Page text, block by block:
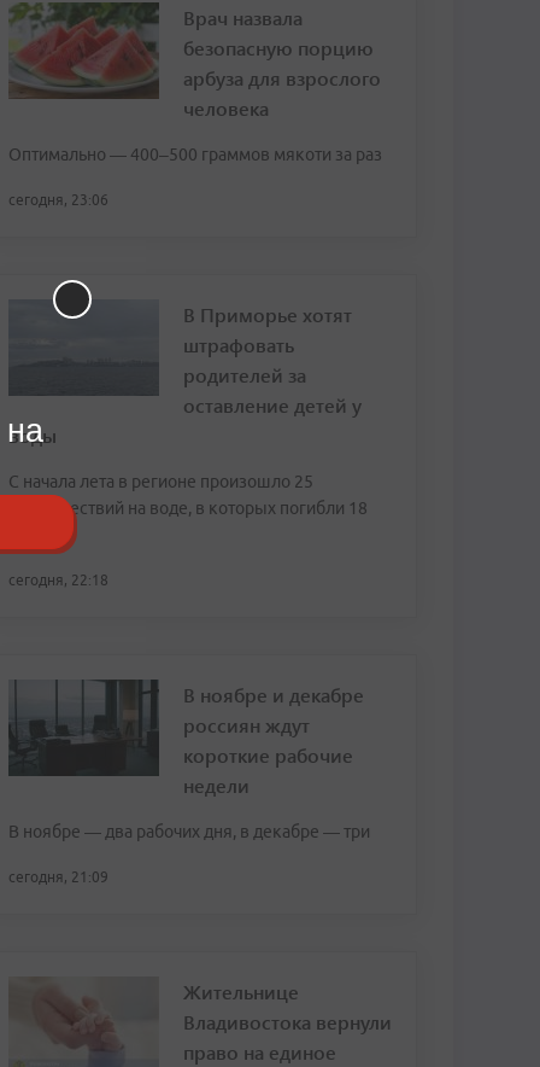
Врач назвала
безопасную порцию
арбуза для взрослого
человека
Оптимально — 400–500 граммов мякоти за раз
сегодня, 23:06
В Приморье хотят
штрафовать
родителей за
оставление детей у
воды
С начала лета в регионе произошло 25
происшествий на воде, в которых погибли 18
человек
сегодня, 22:18
В ноябре и декабре
россиян ждут
короткие рабочие
недели
В ноябре — два рабочих дня, в декабре — три
сегодня, 21:09
Жительнице
Владивостока вернули
право на единое